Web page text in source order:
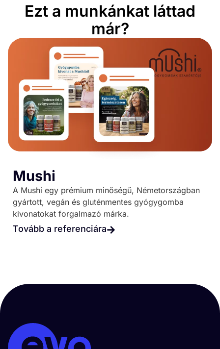
Ezt a munkánkat láttad
már?
Mushi
A Mushi egy prémium minőségű, Németországban
gyártott, vegán és gluténmentes gyógygomba
kivonatokat forgalmazó márka.
Tovább a referenciára